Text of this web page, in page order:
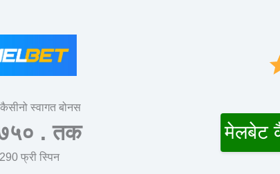
स्वागत बोनस
. तक
फ्री स्पिन
मेलबेट